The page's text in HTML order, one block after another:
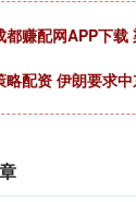
都赚配网APP下载
略配资 伊朗要求